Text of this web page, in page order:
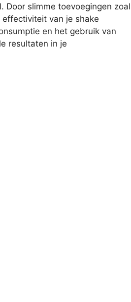
slimme toevoegingen
van je shake
en het gebruik van
resultaten in je